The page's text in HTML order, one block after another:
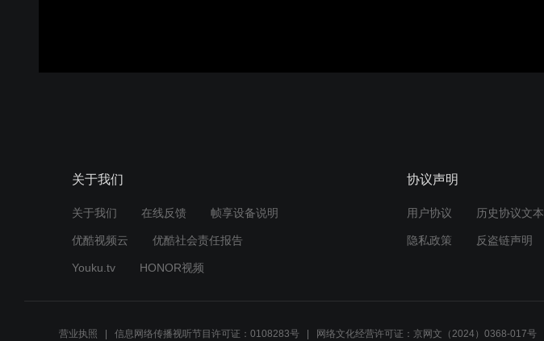
关于我们
关于我们 在线反馈 帧享设备说明
优酷视频云 优酷社会责任报告
Youku.tv HONOR视频
协议声明
用户协议 历史协议文本
隐私政策 反盗链声明
营业执照 信息网络传播视听节目许可证：0108283号 网络文化经营许可证：京网文（2024）0368-017号